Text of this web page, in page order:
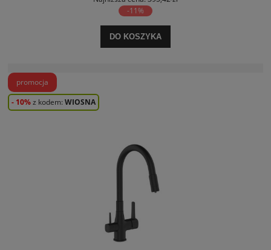
-11%
DO KOSZYKA
promocja
- 10%z kodem: WIOSNA